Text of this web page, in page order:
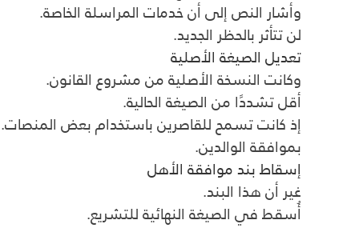
وأشار النص إلى أن خدمات المراسلة الخاصة.
لن تتأثر بالحظر الجديد.
تعديل الصيغة الأصلية
وكانت النسخة الأصلية من مشروع القانون.
أقل تشددًا من الصيغة الحالية.
إذ كانت تسمح للقاصرين باستخدام بعض المنصات.
بموافقة الوالدين.
إسقاط بند موافقة الأهل
غير أن هذا البند.
أُسقط في الصيغة النهائية للتشريع.